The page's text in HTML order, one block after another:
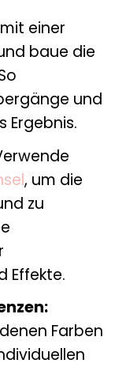
einer
baue die
und
Ergebnis.
, um die
zu
Effekte.
Farben